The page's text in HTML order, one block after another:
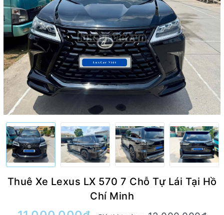
Thuê Xe Lexus LX 570 7 Chỗ Tự Lái Tại Hồ
Chí Minh